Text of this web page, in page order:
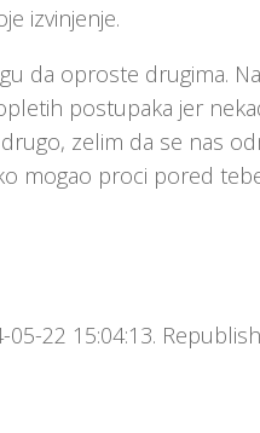
izvinjenje.
da oproste drugima.
postupaka jer
drugo, zelim da se nas
mogao proci pored
22 15:04:13.